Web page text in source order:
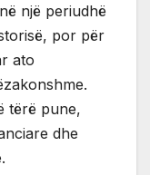
një periudhë
por për
ato
tërë pune,
dhe